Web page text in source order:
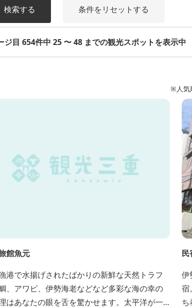
検索する 条件をリセットする
ジ目 654件中 25 〜 48 までの観光スポットを表示中
※人気
館魚元
港で水揚げされたばかりの新鮮な天然トラフ
、アワビ、伊勢海老などなど多彩な海の幸の
はあなたの眼を舌を驚かせます。太平洋が一
伊
宿
ち